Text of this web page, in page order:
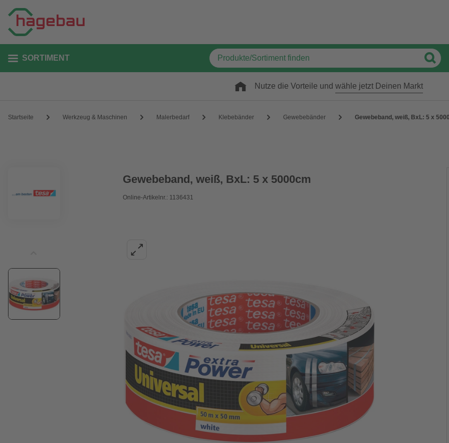
SORTIMENT
Nutze die Vorteile und wähle jetzt Deinen Markt
Startseite Werkzeug & Maschinen Malerbedarf Klebebänder Gewebebänder Gewebeband, weiß, BxL: 5 x
Gewebeband, weiß, BxL: 5 x 5000cm
Online-Artikelnr.: 1136431